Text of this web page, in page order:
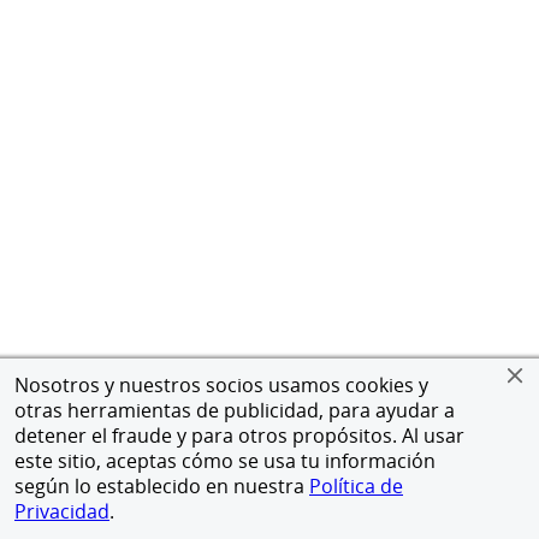
Nosotros y nuestros socios usamos cookies y
otras herramientas de publicidad, para ayudar a
detener el fraude y para otros propósitos. Al usar
este sitio, aceptas cómo se usa tu información
según lo establecido en nuestra Política de
Privacidad.